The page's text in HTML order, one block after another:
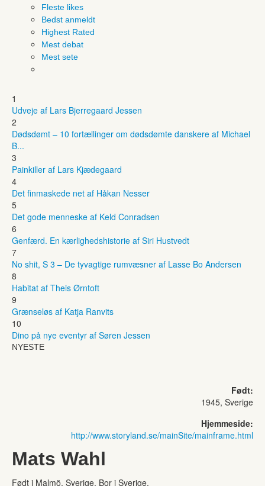
Fleste likes
Bedst anmeldt
Highest Rated
Mest debat
Mest sete
1
Udveje af Lars Bjerregaard Jessen
2
Dødsdømt – 10 fortællinger om dødsdømte danskere af Michael
B...
3
Painkiller af Lars Kjædegaard
4
Det finmaskede net af Håkan Nesser
5
Det gode menneske af Keld Conradsen
6
Genfærd. En kærlighedshistorie af Siri Hustvedt
7
No shit, S 3 – De tyvagtige rumvæsner af Lasse Bo Andersen
8
Habitat af Theis Ørntoft
9
Grænseløs af Katja Ranvits
10
Dino på nye eventyr af Søren Jessen
NYESTE
Født:
1945, Sverige
Hjemmeside:
http://www.storyland.se/mainSite/mainframe.html
Mats Wahl
Født i Malmö, Sverige. Bor i Sverige.